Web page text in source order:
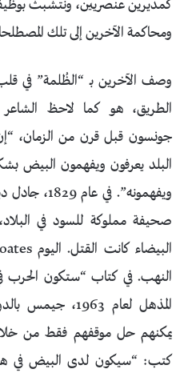
كمديرين عنصريين، ونتشبث
ومحاكمة الآخرين إلى تلك
وصف الآخرين بـ “الظُلمة” في
الطريق، هو كما لاحظ
جونسون قبل قرن من الزمان،
البلد يعرفون ويفهمون البيض
ويفهمونه”.
صحيفة مملوكة للسود في البلاد،
النهب. في كتاب “ستكون الحرب في
المذهل لعام
يمكنهم حل موقفهم فقط من
كتب: “سيكون لدى البيض في